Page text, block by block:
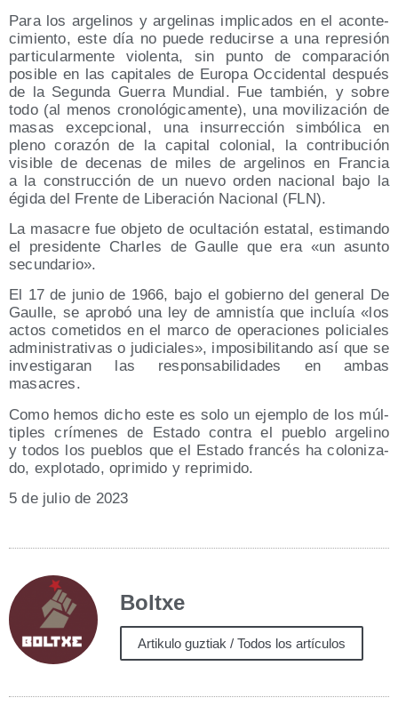
Para los arge­li­nos y arge­li­nas impli­ca­dos en el acon­te­
ci­mien­to, este día no pue­de redu­cir­se a una repre­sión
par­ti­cu­lar­men­te vio­len­ta, sin pun­to de com­pa­ra­ción
posi­ble en las capi­ta­les de Euro­pa Occi­den­tal des­pués
de la Segun­da Gue­rra Mun­dial. Fue tam­bién, y sobre
todo (al menos cro­no­ló­gi­ca­men­te), una movi­li­za­ción de
masas excep­cio­nal, una insu­rrec­ción sim­bó­li­ca en
pleno cora­zón de la capi­tal colo­nial, la con­tri­bu­ción
visi­ble de dece­nas de miles de arge­li­nos en Fran­cia
a la cons­truc­ción de un nue­vo orden nacio­nal bajo la
égi­da del Fren­te de Libe­ra­ción Nacio­nal (FLN).
La masa­cre fue obje­to de ocul­ta­ción esta­tal, esti­man­do
el pre­si­den­te Char­les de Gau­lle que era «un asun­to
secundario».
El 17 de junio de 1966, bajo el gobierno del gene­ral De
Gau­lle, se apro­bó una ley de amnis­tía que incluía «los
actos come­ti­dos en el mar­co de ope­ra­cio­nes poli­cia­les
admi­nis­tra­ti­vas o judi­cia­les», impo­si­bi­li­tan­do así que se
inves­ti­ga­ran las res­pon­sa­bi­li­da­des en ambas
masacres.
Como hemos dicho este es solo un ejem­plo de los múl­
ti­ples crí­me­nes de Esta­do con­tra el pue­blo arge­lino
y todos los pue­blos que el Esta­do fran­cés ha colo­ni­za­
do, explo­ta­do, opri­mi­do y reprimido.
5 de julio de 2023
Boltxe
Artikulo guztiak / Todos los artículos